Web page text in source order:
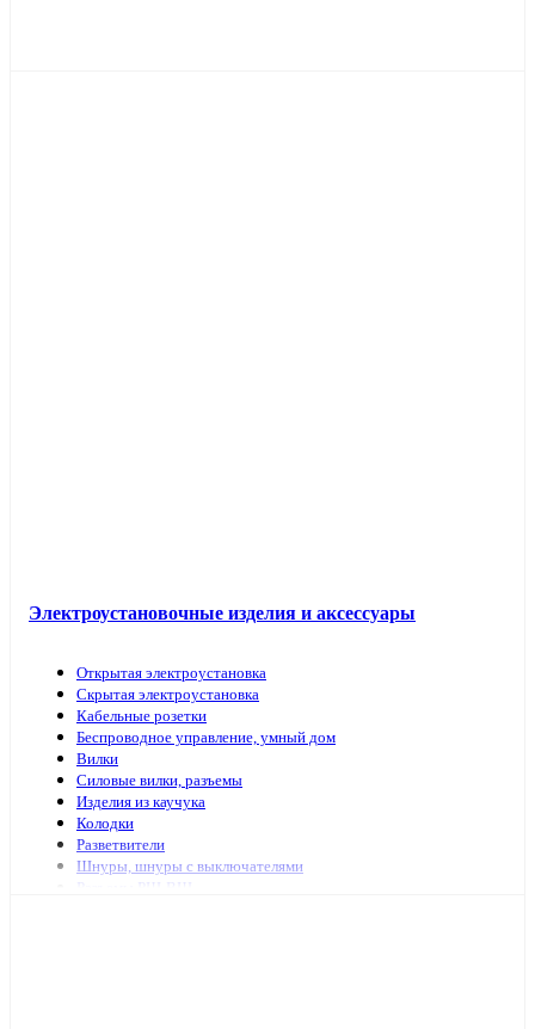
Электроустановочные изделия и аксессуары
Открытая электроустановка
Скрытая электроустановка
Кабельные розетки
Беспроводное управление, умный дом
Вилки
Силовые вилки, разъемы
Изделия из каучука
Колодки
Разветвители
Шнуры, шнуры с выключателями
Разъемы РШ-ВШ